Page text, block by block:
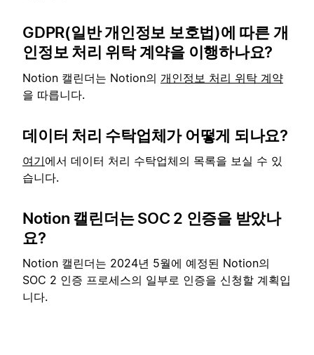
GDPR(일반 개인정보 보호법)에 따른 개
인정보 처리 위탁 계약을 이행하나요?
Notion 캘린더는 Notion의 개인정보 처리 위탁 계약
을 따릅니다.
데이터 처리 수탁업체가 어떻게 되나요?
여기에서 데이터 처리 수탁업체의 목록을 보실 수 있
습니다.
Notion 캘린더는 SOC 2 인증을 받았나
요?
Notion 캘린더는 2024년 5월에 예정된 Notion의
SOC 2 인증 프로세스의 일부로 인증을 신청할 계획입
니다.